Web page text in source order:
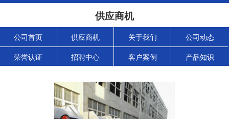
供应商机
公司首页 供应商机 关于我们 公司动态
荣誉认证 招聘中心 客户案例 产品知识